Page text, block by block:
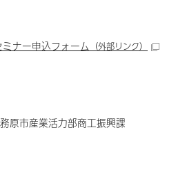
ナー申込フォーム （外部リンク）
原市産業活力部商工振興課